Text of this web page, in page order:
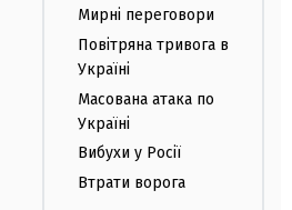
Мирні переговори
Повітряна тривога в
Україні
Масована атака по
Україні
Вибухи у Росії
Втрати ворога